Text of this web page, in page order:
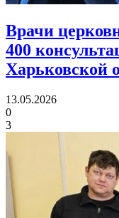
Врачи
400
Харьковской
13.05.2026
0
3